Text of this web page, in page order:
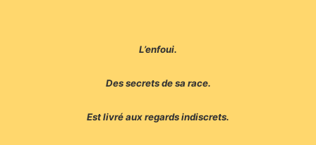
L’enfoui.
Des secrets de sa race.
Est livré aux regards indiscrets.